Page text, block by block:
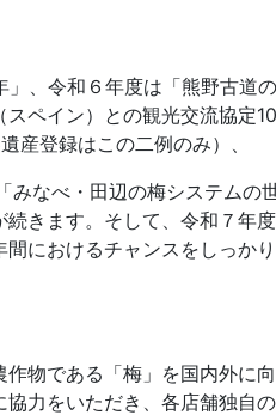
、令和６年度は「熊野古道
スペイン）との観光交流協定
登録はこの二例のみ）、
なべ・田辺の梅システムの
きます。そして、令和７年
におけるチャンスをしっか
物である「梅」を国内外に
力をいただき、各店舗独自